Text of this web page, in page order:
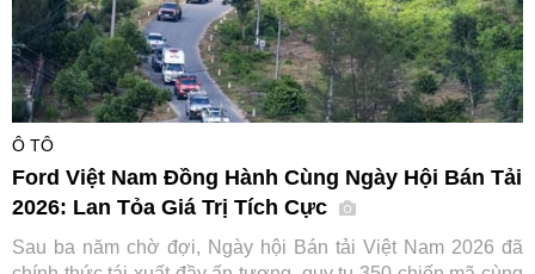
Ô TÔ
Ford Việt Nam Đồng Hành Cùng Ngày Hội Bán Tải
2026: Lan Tỏa Giá Trị Tích Cực
Sau ba năm chờ đợi, Ngày hội Bán tải Việt Nam 2026 đã